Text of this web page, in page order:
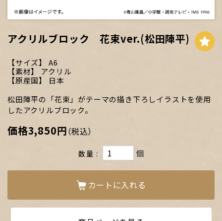
アクリルブロック 花束ver.(松田陣平)
サイズ
A6
素材
アクリル
原産国
日本
松田陣平の「花束」がテーマの描き下ろしイラストを使用
したアクリルブロック。
価格3,850円 （税込）
数量 個
カートに入れる